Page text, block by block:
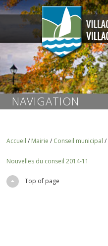
NAVIGATION
Accueil / Mairie / Conseil municipal /
Nouvelles du conseil 2014-11
Top of page